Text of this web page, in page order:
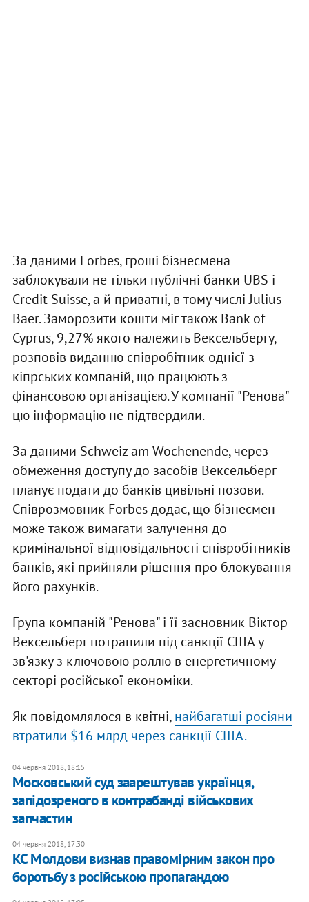
За даними Forbes, гроші бізнесмена
заблокували не тільки публічні банки UBS і
Credit Suisse, а й приватні, в тому числі Julius
Baer. Заморозити кошти міг також Bank of
Cyprus, 9,27% якого належить Вексельбергу,
розповів виданню співробітник однієї з
кіпрських компаній, що працюють з
фінансовою організацією. У компанії "Ренова"
цю інформацію не підтвердили.
За даними Schweiz am Wochenende, через
обмеження доступу до засобів Вексельберг
планує подати до банків цивільні позови.
Співрозмовник Forbes додає, що бізнесмен
може також вимагати залучення до
кримінальної відповідальності співробітників
банків, які прийняли рішення про блокування
його рахунків.
Група компаній "Ренова" і її засновник Віктор
Вексельберг потрапили під санкції США у
зв'язку з ключовою роллю в енергетичному
секторі російської економіки.
Як повідомлялося в квітні,найбагатші росіяни
втратили $16 млрд через санкції США.
04 червня 2018, 18:15
Московський суд заарештував українця,
запідозреного в контрабанді військових
запчастин
04 червня 2018, 17:30
КС Молдови визнав правомірним закон про
боротьбу з російською пропагандою